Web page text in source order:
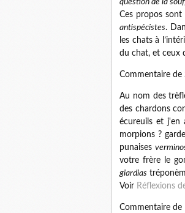
question de la
Ces propos sont
antispécistes.
les chats à
du chat, et ceux
Commentaire de
Au nom des
des chardons
écureuils et j'en
morpions ?
punaises
votre frère le
giardias
Voir Réflexions
Commentaire de